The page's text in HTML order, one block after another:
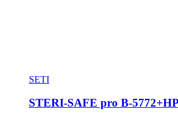
SETI
STERI-SAFE pro B-